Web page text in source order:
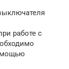
работе с